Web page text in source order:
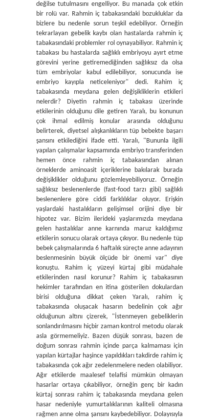
değilse tutulmasını engelliyor. Bu manada çok etkin
bir rolü var. Rahmin iç tabakasındaki bozukluklar da
bizlere bu nedenle sorun teşkil edebiliyor. Örneğin
tekrarlayan gebelik kaybı olan hastalarda rahmin iç
tabakasındaki problemler rol oynayabiliyor. Rahmin iç
tabakası bu hastalarda sağlıklı embriyoyu ayırt etme
görevini yerine getiremediğinden sağlıksız da olsa
tüm embriyolar kabul edilebiliyor, sonucunda ise
embriyo kayıpla neticeleniyor" dedi. Rahim iç
tabakasında meydana gelen değişikliklerin etkileri
nelerdir? Diyetin rahmin iç tabakası üzerinde
etkilerinin olduğunu dile getiren Yaralı, bu konunun
çok ihmal edilmiş konular arasında olduğunu
belirterek, diyetsel alışkanlıkların tüp bebekte başarı
şansını etkilediğini ifade etti. Yaralı, "Bununla ilgili
yapılan çalışmalar kapsamında embriyo transferinden
hemen önce rahmin iç tabakasından alınan
örneklerde aminoasit içeriklerine bakılarak burada
değişiklikler olduğunu gözlemleyebiliyoruz. Örneğin
sağlıksız beslenenlerde (fast-food tarzı gibi) sağlıklı
beslenenlere göre ciddi farklılıklar oluyor. Erişkin
yaşlardaki hastalıkların gelişimsel orijini diye bir
hipotez var. Bizim ilerideki yaşlarımızda meydana
gelen hastalıklar anne karnında maruz kaldığımız
etkilerin sonucu olarak ortaya çıkıyor. Bu nedenle tüp
bebek çalışmalarında 6 haftalık süreçte anne adayının
beslenmesinin büyük ölçüde bir önemi var" diye
konuştu. Rahim iç yüzeyi kürtaj gibi müdahale
etkilerinden nasıl korunur? Rahim iç tabakasının
hekimler tarafından en itina gösterilen dokulardan
birisi olduğuna dikkat çeken Yaralı, rahim iç
tabakasında oluşacak hasarın bedelinin çok ağır
olduğunun altını çizerek, "İstenmeyen gebeliklerin
sonlandırılmasını hiçbir zaman kontrol metodu olarak
asla görmemeliyiz. Bazen düşük sonrası, bazen de
doğum sonrası rahmin içinde parça kalmaması için
yapılan kürtajlar haşince yapıldıkları takdirde rahim iç
tabakasında çok ağır zedelenmelere neden olabiliyor.
Ağır etkilerde maalesef telafisi mümkün olmayan
hasarlar ortaya çıkabiliyor, örneğin genç bir kadın
kürtaj sonrası rahim iç tabakasında meydana gelen
hasar nedeniyle yumurtalıklarının kaliteli olmasına
rağmen anne olma şansını kaybedebiliyor. Dolayısıyla